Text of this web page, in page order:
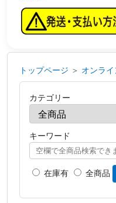
トップページ ＞ オンライ
カテゴリー
キーワード
在庫有 全商品